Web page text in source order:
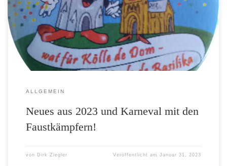
verliehen Herzlichen Glückwunsch Jakob, Helga und Jessica.
Hier ein paar Bilder in Form einer Slideshow! Hier noch ein
paar weitere Bilder vom Besuch des Karnevalprinzen bei den
[…]
ALLGEMEIN
Neues aus 2023 und Karneval mit den
Faustkämpfern!
von Dirk Ziegler Veröffentlicht amJanuar 31, 2023